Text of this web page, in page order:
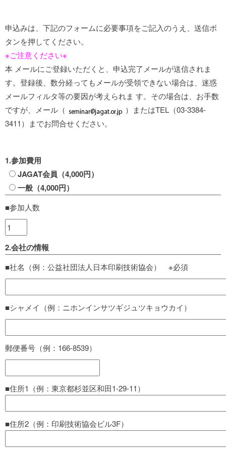
申込みは、下記のフォームに必要事項をご記入のうえ、送信ボ
タンを押してください。
※ご注意ください※
本 メールにご登録いただくと、申込完了メールが送信されま
す。登録後、数分経ってもメールが受領できない場合は、迷惑
メールフィルタ等の要因が考えられま す。その場合は、お手数
ですが、メール（
）またはTEL（03-3384-
3411）までお問合せください。
1.参加費用
JAGAT会員（4,000円）
一般（4,000円）
■参加人数
2.会社の情報
■社名（例：公益社団法人日本印刷技術協会） ※必須
■シャメイ（例：ニホンインサツギジュツキョウカイ）
郵便番号（例：166-8539）
■住所1（例：東京都杉並区和田1-29-11）
■住所2（例：印刷技術協会ビル3F）